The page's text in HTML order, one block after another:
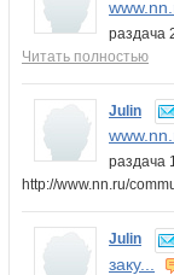
раздача
Читать полностью
Julin
раздача
http://www.nn.ru/
Julin
заку...